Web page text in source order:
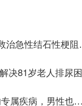
腹痛9天险
决81岁老人排尿
【台心医院】乳腺增生症不是女性的专属疾病，男性也会患！